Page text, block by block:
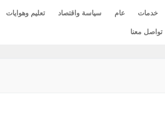
خدمات عام سياسة واقتصاد تعليم وهوايات
تواصل معنا